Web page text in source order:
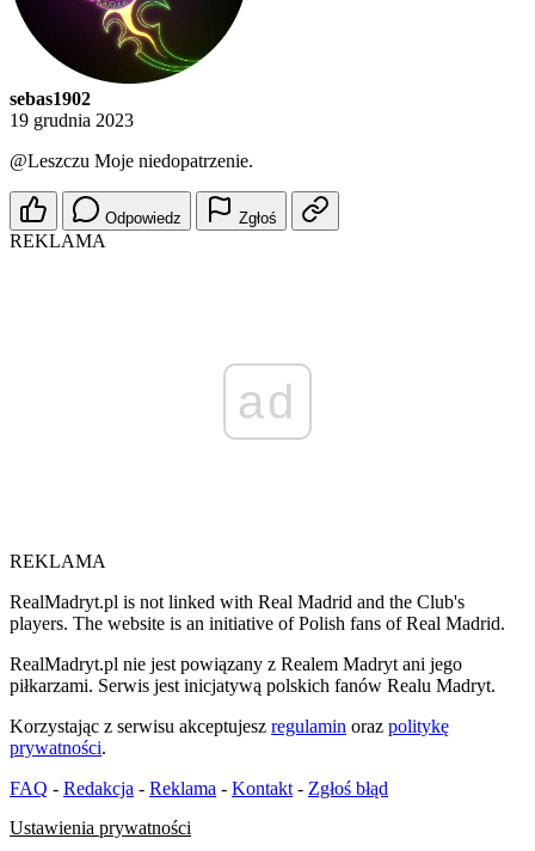
sebas1902
19 grudnia 2023
@Leszczu Moje niedopatrzenie.
Odpowiedz Zgłoś
REKLAMA
ad
REKLAMA
RealMadryt.pl is not linked with Real Madrid and the Club's
players. The website is an initiative of Polish fans of Real Madrid.
RealMadryt.pl nie jest powiązany z Realem Madryt ani jego
piłkarzami. Serwis jest inicjatywą polskich fanów Realu Madryt.
Korzystając z serwisu akceptujesz regulamin oraz politykę
prywatności.
FAQ - Redakcja - Reklama - Kontakt - Zgłoś błąd
Ustawienia prywatności